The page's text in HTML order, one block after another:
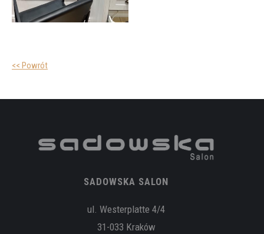
<< Powrót
SADOWSKA SALON
ul. Westerplatte 4/4
31-033 Kraków